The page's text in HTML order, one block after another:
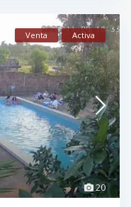
20
Venta Activa